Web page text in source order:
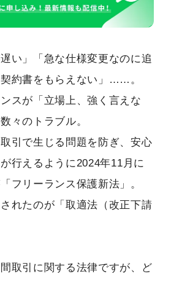
い」「急な仕様変更なのに追
約書をもらえない」……。
スが「立場上、強く言えな
々のトラブル。
引で生じる問題を防ぎ、安心
行えるように2024年11月に
フリーランス保護新法」。
れたのが「取適法（改正下請
取引に関する法律ですが、ど